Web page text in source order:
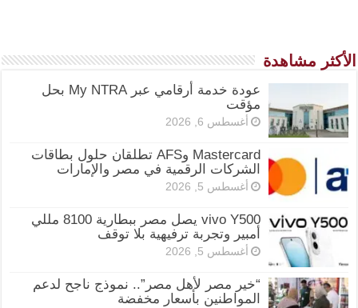
الأكثر مشاهدة
عودة خدمة أرقامي عبر My NTRA بحل
مؤقت
أغسطس 6, 2026
Mastercard وAFS تطلقان حلول بطاقات
الشركات الرقمية في مصر والإمارات
أغسطس 5, 2026
vivo Y500 يصل مصر ببطارية 8100 مللي
أمبير وتجربة ترفيهية بلا توقف
أغسطس 5, 2026
“خير مصر لأهل مصر”.. نموذج ناجح لدعم
المواطنين بأسعار مخفضة